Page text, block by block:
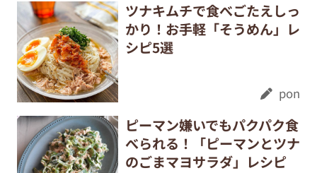
ツナキムチで食べごたえしっ
かり！お手軽「そうめん」レ
シピ5選
pon
ピーマン嫌いでもパクパク食
べられる！「ピーマンとツナ
のごまマヨサラダ」レシピ